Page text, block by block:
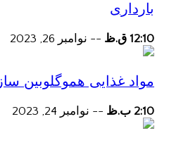
بارداری
12:10 ق.ظ -- نوامبر 26, 2023
مواد غذایی هموگلوبین ساز
2:10 ب.ظ -- نوامبر 24, 2023